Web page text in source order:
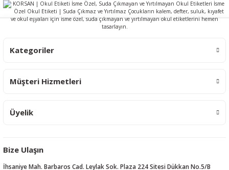
Bu ürüne ilk yorumu siz yapın!
Kategoriler
Müşteri Hizmetleri
Üyelik
Bize Ulaşın
İhsaniye Mah. Barbaros Cad. Leylak Sok. Plaza 224 Sitesi Dükkan No.5/B